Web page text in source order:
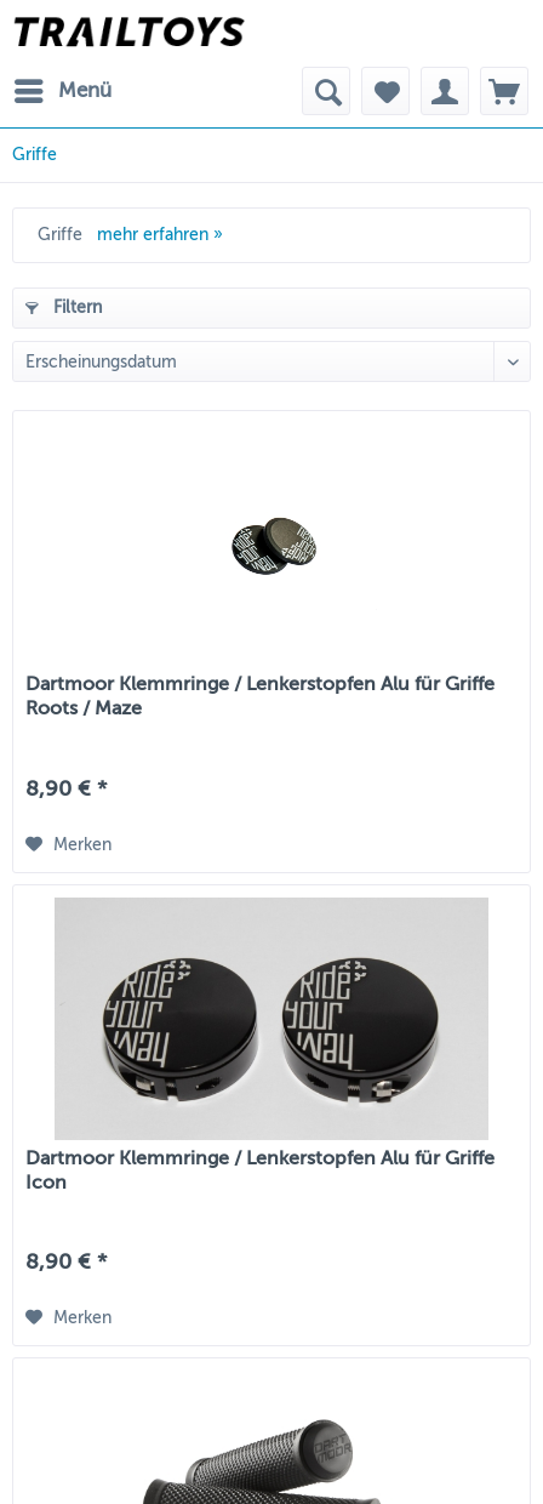
Menü
Griffe
Griffe mehr erfahren »
Filtern
Dartmoor Klemmringe / Lenkerstopfen Alu für Griffe
Roots / Maze
8,90 € *
Merken
Dartmoor Klemmringe / Lenkerstopfen Alu für Griffe
Icon
8,90 € *
Merken